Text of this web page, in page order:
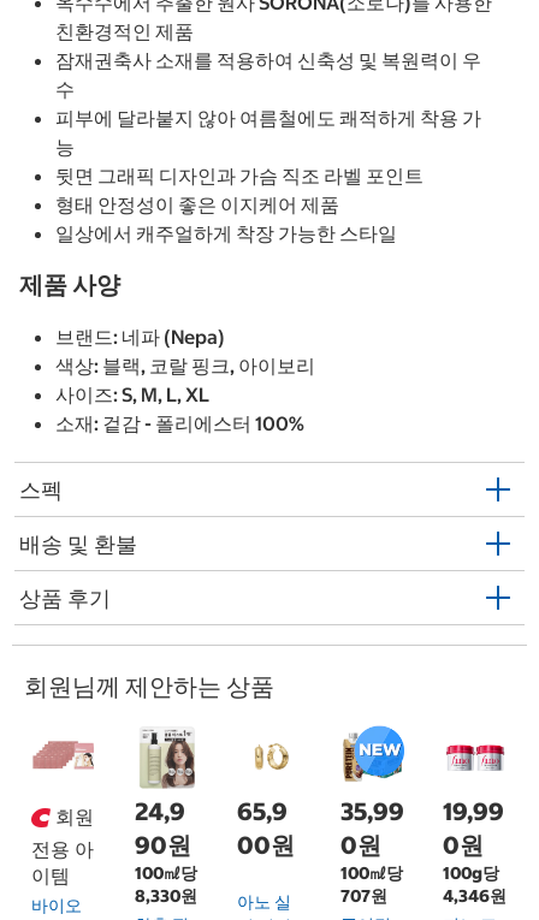
친환경적인 제품
잠재권축사 소재를 적용하여 신축성 및 복원력이 우
수
피부에 달라붙지 않아 여름철에도 쾌적하게 착용 가
능
뒷면 그래픽 디자인과 가슴 직조 라벨 포인트
형태 안정성이 좋은 이지케어 제품
일상에서 캐주얼하게 착장 가능한 스타일
제품 사양
브랜드: 네파 (Nepa)
색상: 블랙, 코랄 핑크, 아이보리
사이즈: S, M, L, XL
소재: 겉감 - 폴리에스터 100%
스펙
배송 및 환불
상품 후기
회원님께 제안하는 상품
회원
전용 아
이템
바이오
24,9
90원
100㎖당
8,330원
65,9
00원
아노 실
35,99
0원
100㎖당
707원
19,99
0원
100g당
4,346원